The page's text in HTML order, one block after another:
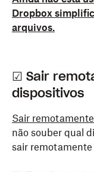
Dropbox
arquivos.
☑ Sair
dispositivos
Sair
não souber qual
sair remotamente